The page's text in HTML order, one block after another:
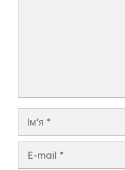
Ім’я